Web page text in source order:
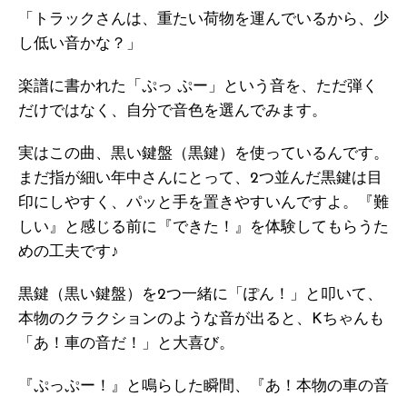
「トラックさんは、重たい荷物を運んでいるから、少
し低い音かな？」
楽譜に書かれた「ぷっ ぷー」という音を、ただ弾く
だけではなく、自分で音色を選んでみます。
実はこの曲、黒い鍵盤（黒鍵）を使っているんです。
まだ指が細い年中さんにとって、2つ並んだ黒鍵は目
印にしやすく、パッと手を置きやすいんですよ。『難
しい』と感じる前に『できた！』を体験してもらうた
めの工夫です♪
黒鍵（黒い鍵盤）を2つ一緒に「ぽん！」と叩いて、
本物のクラクションのような音が出ると、Kちゃんも
「あ！車の音だ！」と大喜び。
『ぷっぷー！』と鳴らした瞬間、『あ！本物の車の音